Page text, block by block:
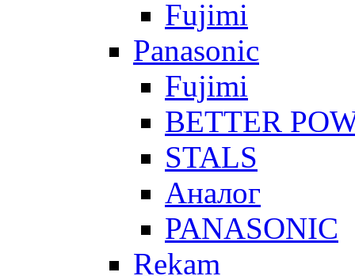
Fujimi
Panasonic
Fujimi
BETTER
STALS
Аналог
PANASONIC
Rekam